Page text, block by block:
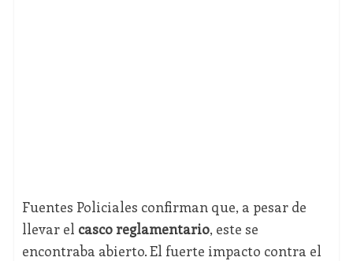
Fuentes Policiales confirman que, a pesar de
llevar el casco reglamentario, este se
encontraba abierto. El fuerte impacto contra el